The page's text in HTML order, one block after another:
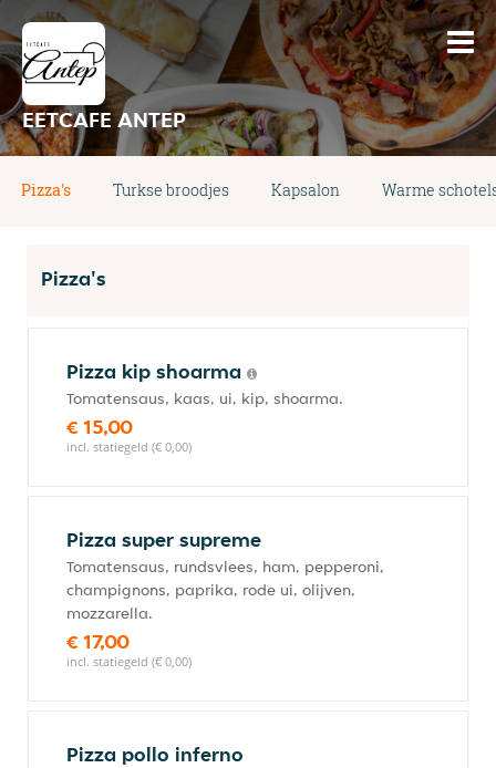
EETCAFE ANTEP
Pizza's Turkse broodjes Kapsalon Warme
Pizza's
Pizza kip shoarma
Tomatensaus, kaas, ui, kip, shoarma.
€ 15,00
incl. statiegeld (€ 0,00)
Pizza super supreme
Tomatensaus, rundsvlees, ham, pepperoni,
champignons, paprika, rode ui, olijven,
mozzarella.
€ 17,00
incl. statiegeld (€ 0,00)
Pizza pollo inferno